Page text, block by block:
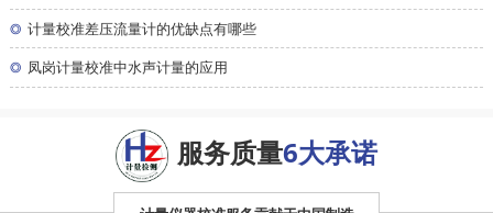
◎ 计量校准差压流量计的优缺点有哪些
◎ 凤岗计量校准中水声计量的应用
服务质量6大承诺